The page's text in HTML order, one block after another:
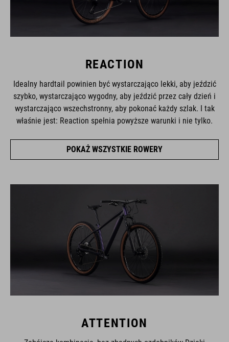
REACTION
Idealny hardtail powinien być wystarczająco lekki, aby jeździć
szybko, wystarczająco wygodny, aby jeździć przez cały dzień i
wystarczająco wszechstronny, aby pokonać każdy szlak. I tak
właśnie jest: Reaction spełnia powyższe warunki i nie tylko.
POKAŻ WSZYSTKIE ROWERY
ATTENTION